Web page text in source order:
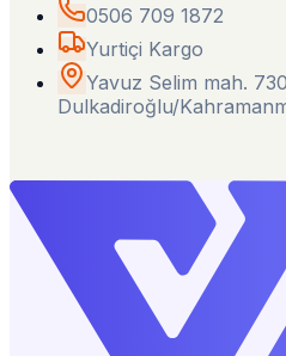
0506 709 1872
Yurtiçi Kargo
Yavuz Selim mah.
Dulkadiroğlu/